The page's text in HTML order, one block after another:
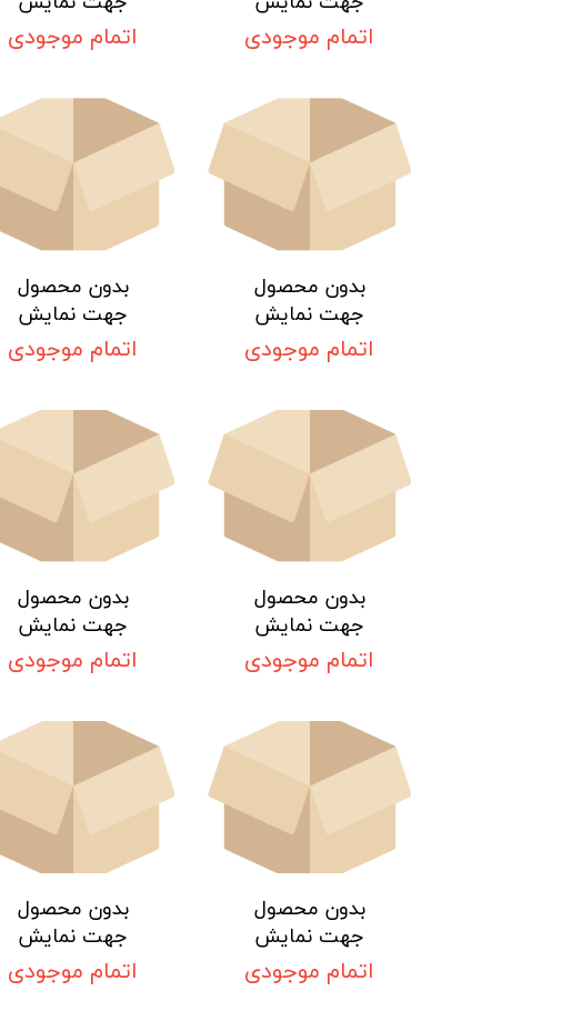
قطعات یدکی اتو لوله
اتو لوله پلی اتیلن و متعلقات
ابزار آلات لوله مسی
صفحه سنگ ساب و برش
محصولات ویرا ترکیه
اتمام موجودی اتمام موجودی
بدون محصول
جهت نمایش
اتمام موجودی
بدون محصول
جهت نمایش
اتمام موجودی
بدون محصول
جهت نمایش
اتمام موجودی
بدون محصول
جهت نمایش
اتمام موجودی
بدون محصول
جهت نمایش
اتمام موجودی
بدون محصول
جهت نمایش
اتمام موجودی